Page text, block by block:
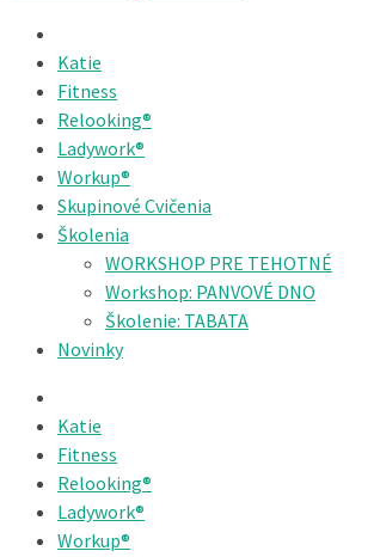
Katie
Fitness
Relooking®
Ladywork®
Workup®
Skupinové Cvičenia
Školenia
WORKSHOP PRE TEHOTNÉ
Workshop: PANVOVÉ DNO
Školenie: TABATA
Novinky
Katie
Fitness
Relooking®
Ladywork®
Workup®